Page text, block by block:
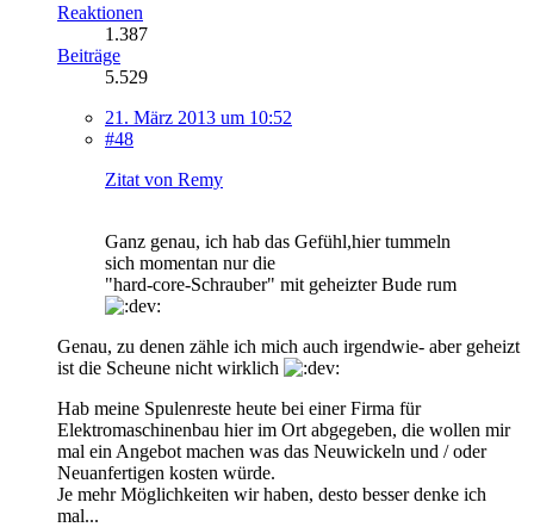
Reaktionen
1.387
Beiträge
5.529
21. März 2013 um 10:52
#48
Zitat von Remy
Ganz genau, ich hab das Gefühl,hier tummeln
sich momentan nur die
"hard-core-Schrauber" mit geheizter Bude rum
Genau, zu denen zähle ich mich auch irgendwie- aber geheizt
ist die Scheune nicht wirklich
Hab meine Spulenreste heute bei einer Firma für
Elektromaschinenbau hier im Ort abgegeben, die wollen mir
mal ein Angebot machen was das Neuwickeln und / oder
Neuanfertigen kosten würde.
Je mehr Möglichkeiten wir haben, desto besser denke ich
mal...